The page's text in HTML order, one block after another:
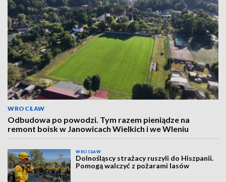
WROCŁAW
Odbudowa po powodzi. Tym razem pieniądze na
remont boisk w Janowicach Wielkich i we Wleniu
WROCŁAW
Dolnośląscy strażacy ruszyli do Hiszpanii.
Pomogą walczyć z pożarami lasów